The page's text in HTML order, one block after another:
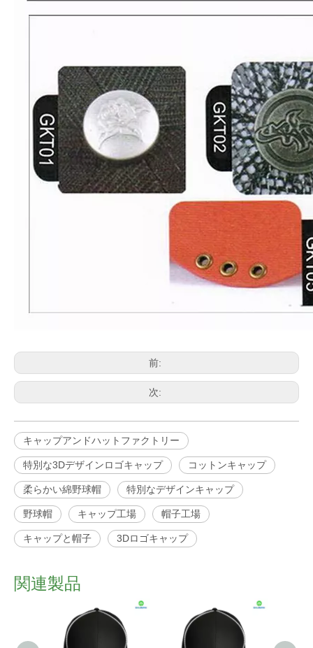
前:
次:
キャップアンドハットファクトリー
特別な3Dデザインロゴキャップ コットンキャップ
柔らかい綿野球帽 特別なデザインキャップ
野球帽 キャップ工場 帽子工場
キャップと帽子 3Dロゴキャップ
関連製品